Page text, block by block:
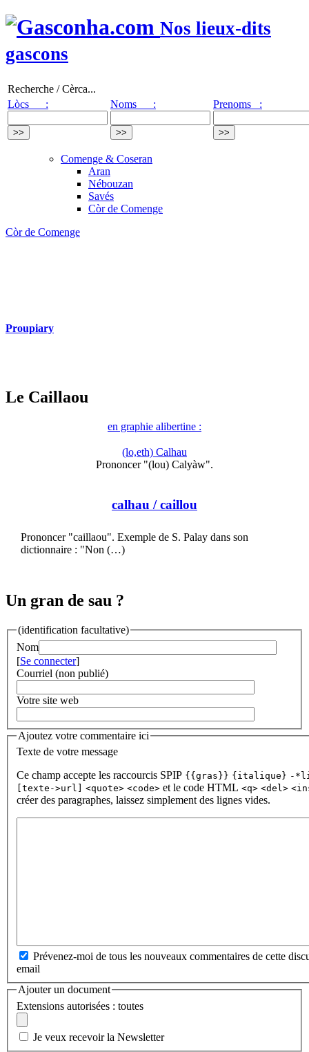
Nos lieux-dits
gascons
Recherche / Cèrca...
Lòcs :
Noms : Prenoms :
Comenge & Coseran
Aran
Nébouzan
Savés
Còr de Comenge
Còr de Comenge
Proupiary
Le Caillaou
en graphie alibertine :
(lo,eth) Calhau
Prononcer "(lou) Calyàw".
calhau / caillou
Prononcer "caillaou". Exemple de S. Palay dans son
dictionnaire : "Non (…)
Un gran de sau ?
(identification facultative)
Nom
[Se connecter]
Courriel (non publié)
Votre site web
Ajoutez votre commentaire ici
Texte de votre message
Ce champ accepte les raccourcis SPIP {{gras}} {italique} -
[texte->url]
<quote> <code> et le code HTML <q> <del>
créer des paragraphes, laissez simplement des lignes vides.
Prévenez-moi de tous les nouveaux commentaires de cette
email
Ajouter un document
Extensions autorisées : toutes
Je veux recevoir la Newsletter